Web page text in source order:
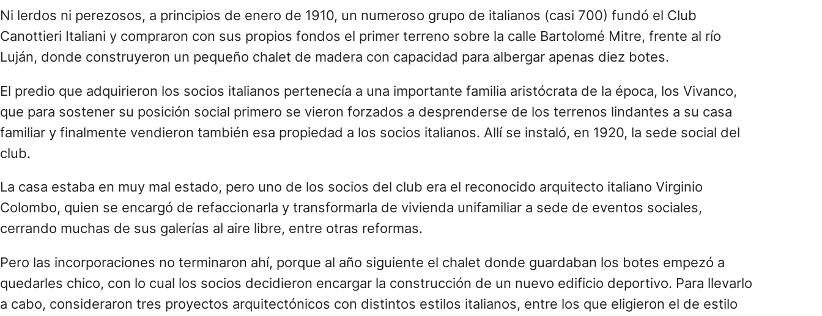
Ni lerdos ni perezosos, a principios de enero de 1910, un numeroso grupo de italianos (casi 700) fundó el Club
Canottieri Italiani y compraron con sus propios fondos el primer terreno sobre la calle Bartolomé Mitre, frente al río
Luján, donde construyeron un pequeño chalet de madera con capacidad para albergar apenas diez botes.
El predio que adquirieron los socios italianos pertenecía a una importante familia aristócrata de la época, los Vivanco,
que para sostener su posición social primero se vieron forzados a desprenderse de los terrenos lindantes a su casa
familiar y finalmente vendieron también esa propiedad a los socios italianos. Allí se instaló, en 1920, la sede social del
club.
La casa estaba en muy mal estado, pero uno de los socios del club era el reconocido arquitecto italiano Virginio
Colombo, quien se encargó de refaccionarla y transformarla de vivienda unifamiliar a sede de eventos sociales,
cerrando muchas de sus galerías al aire libre, entre otras reformas.
Pero las incorporaciones no terminaron ahí, porque al año siguiente el chalet donde guardaban los botes empezó a
quedarles chico, con lo cual los socios decidieron encargar la construcción de un nuevo edificio deportivo. Para llevarlo
a cabo, consideraron tres proyectos arquitectónicos con distintos estilos italianos, entre los que eligieron el de estilo